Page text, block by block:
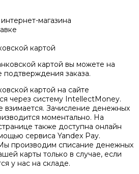
магазина
картой
картой вы можете на
подтверждения заказа.
картой на сайте
через систему IntellectMoney.
взимается. Зачисление денежных
моментально. На
также доступна онлайн
сервиса Yandex Pay.
производим списание денежных
карты только в случае, если
у нас на складе.